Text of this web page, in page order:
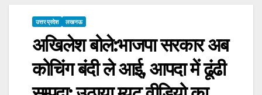
उत्तर प्रदेश लखनऊ
अखिलेश बोले:भाजपा सरकार अब
कोचिंग बंदी ले आई, आपदा में ढूंढी